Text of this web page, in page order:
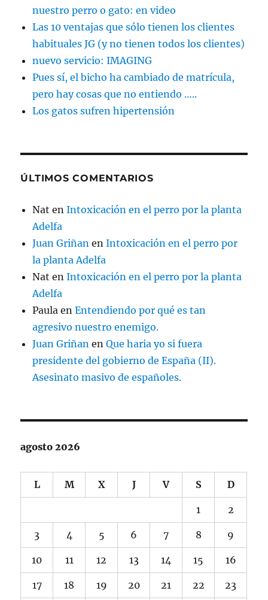
nuestro perro o gato: en video
Las 10 ventajas que sólo tienen los clientes
habituales JG (y no tienen todos los clientes)
nuevo servicio: IMAGING
Pues sí, el bicho ha cambiado de matrícula,
pero hay cosas que no entiendo …..
Los gatos sufren hipertensión
ÚLTIMOS COMENTARIOS
Nat enIntoxicación en el perro por la planta
Adelfa
Juan Griñan enIntoxicación en el perro por
la planta Adelfa
Nat enIntoxicación en el perro por la planta
Adelfa
Paula enEntendiendo por qué es tan
agresivo nuestro enemigo.
Juan Griñan enQue haria yo si fuera
presidente del gobierno de España (II).
Asesinato masivo de españoles.
agosto 2026
L M X J V S D
1 2
3 4 5 6 7 8 9
10 11 12 13 14 15 16
17 18 19 20 21 22 23